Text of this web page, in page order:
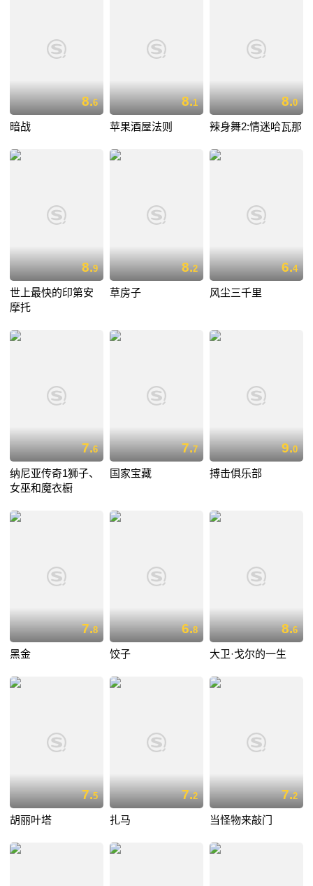
8.6
暗战
8.1
苹果酒屋法则
8.0
辣身舞2:情迷哈瓦那
8.9
世上最快的印第安
摩托
8.2
草房子
6.4
风尘三千里
7.6
纳尼亚传奇1狮子、
女巫和魔衣橱
7.7
国家宝藏
9.0
搏击俱乐部
7.8
黑金
6.8
饺子
8.6
大卫·戈尔的一生
7.5
胡丽叶塔
7.2
扎马
7.2
当怪物来敲门